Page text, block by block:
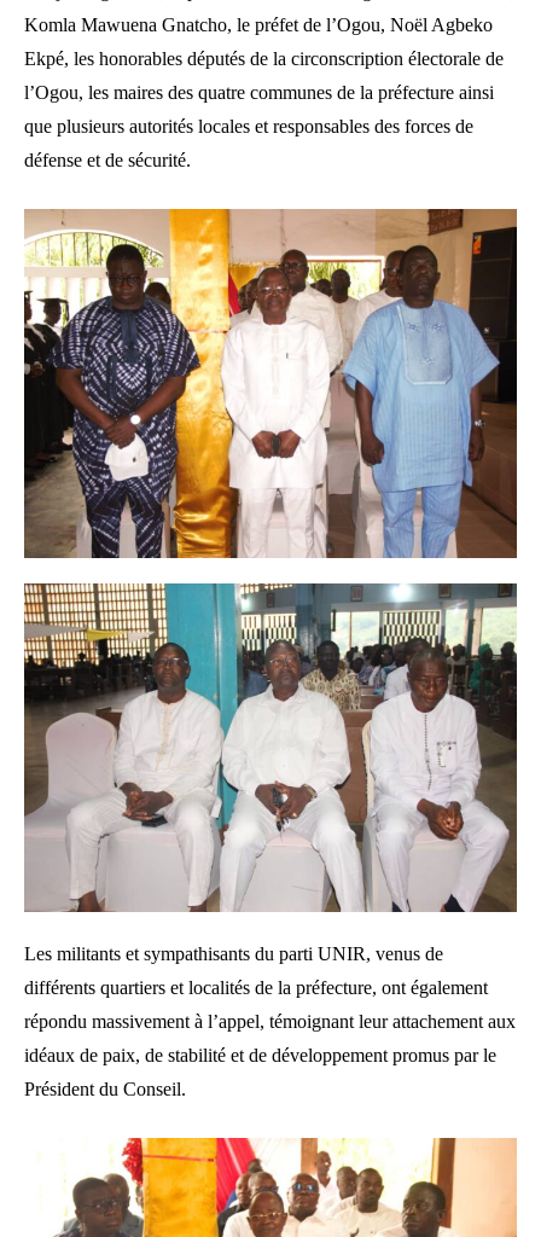
Komla Mawuena Gnatcho, le préfet de l’Ogou, Noël Agbeko
Ekpé, les honorables députés de la circonscription électorale de
l’Ogou, les maires des quatre communes de la préfecture ainsi
que plusieurs autorités locales et responsables des forces de
défense et de sécurité.
Les militants et sympathisants du parti UNIR, venus de
différents quartiers et localités de la préfecture, ont également
répondu massivement à l’appel, témoignant leur attachement aux
idéaux de paix, de stabilité et de développement promus par le
Président du Conseil.